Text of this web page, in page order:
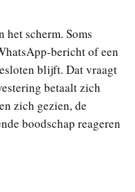
het scherm. Soms
bericht of een
blijft. Dat vraagt
betaalt zich
zich gezien, de
boodschap reageren